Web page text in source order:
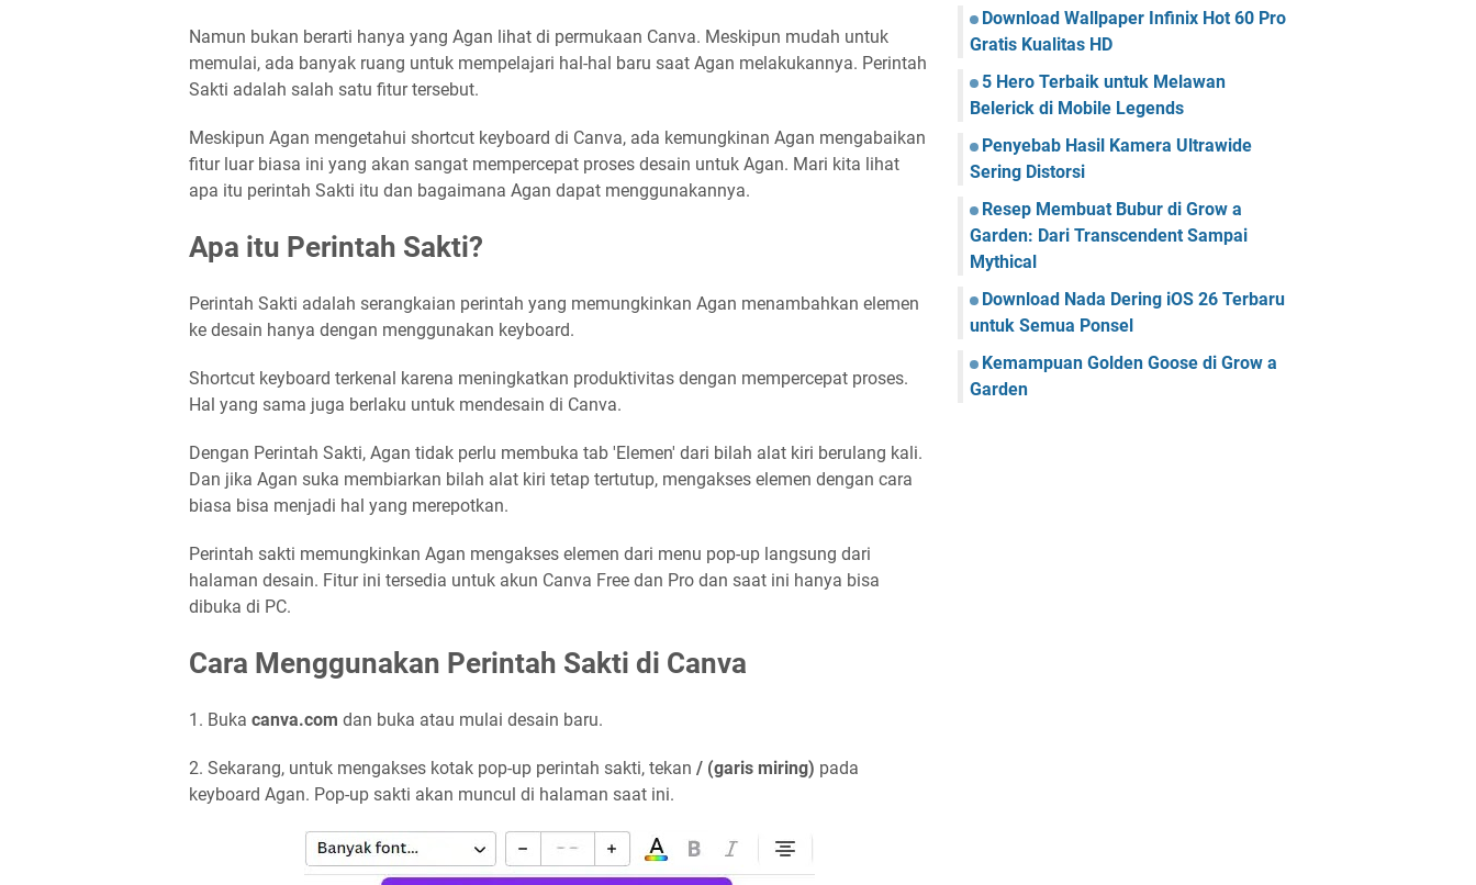
Namun bukan berarti hanya yang Agan lihat di permukaan Canva. Meskipun mudah untuk
memulai, ada banyak ruang untuk mempelajari hal-hal baru saat Agan melakukannya. Perintah
Sakti adalah salah satu fitur tersebut.
Meskipun Agan mengetahui shortcut keyboard di Canva, ada kemungkinan Agan mengabaikan
fitur luar biasa ini yang akan sangat mempercepat proses desain untuk Agan. Mari kita lihat
apa itu perintah Sakti itu dan bagaimana Agan dapat menggunakannya.
Apa itu Perintah Sakti?
Perintah Sakti adalah serangkaian perintah yang memungkinkan Agan menambahkan elemen
ke desain hanya dengan menggunakan keyboard.
Shortcut keyboard terkenal karena meningkatkan produktivitas dengan mempercepat proses.
Hal yang sama juga berlaku untuk mendesain di Canva.
Dengan Perintah Sakti, Agan tidak perlu membuka tab 'Elemen' dari bilah alat kiri berulang kali.
Dan jika Agan suka membiarkan bilah alat kiri tetap tertutup, mengakses elemen dengan cara
biasa bisa menjadi hal yang merepotkan.
Perintah sakti memungkinkan Agan mengakses elemen dari menu pop-up langsung dari
halaman desain. Fitur ini tersedia untuk akun Canva Free dan Pro dan saat ini hanya bisa
dibuka di PC.
Cara Menggunakan Perintah Sakti di Canva
1. Buka canva.com dan buka atau mulai desain baru.
2. Sekarang, untuk mengakses kotak pop-up perintah sakti, tekan / (garis miring) pada
keyboard Agan. Pop-up sakti akan muncul di halaman saat ini.
Download Wallpaper Infinix Hot 60 Pro
Gratis Kualitas HD
5 Hero Terbaik untuk Melawan
Belerick di Mobile Legends
Penyebab Hasil Kamera Ultrawide
Sering Distorsi
Resep Membuat Bubur di Grow a
Garden: Dari Transcendent Sampai
Mythical
Download Nada Dering iOS 26 Terbaru
untuk Semua Ponsel
Kemampuan Golden Goose di Grow a
Garden